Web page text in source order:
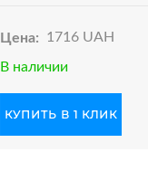
Цена:
1716 UAH
В наличии
КУПИТЬ В 1 КЛИК